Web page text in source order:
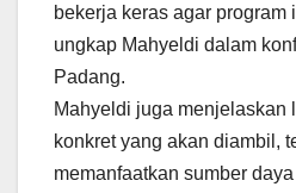
bekerja keras agar program
ungkap Mahyeldi dalam
Padang.
Mahyeldi juga menjelaskan
konkret yang akan diambil,
memanfaatkan sumber